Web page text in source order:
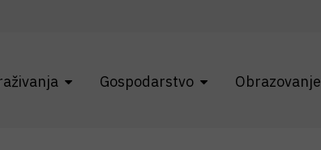
Gospodarstvo Obrazovanje